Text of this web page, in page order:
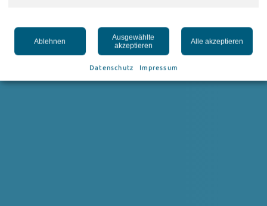
Ablehnen
Ausgewählte
akzeptieren
Alle akzeptieren
Datenschutz Impressum